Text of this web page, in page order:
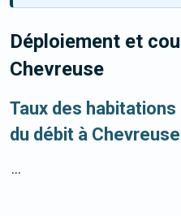
Déploiement et
Chevreuse
Taux des
du débit à Chevreuse
...